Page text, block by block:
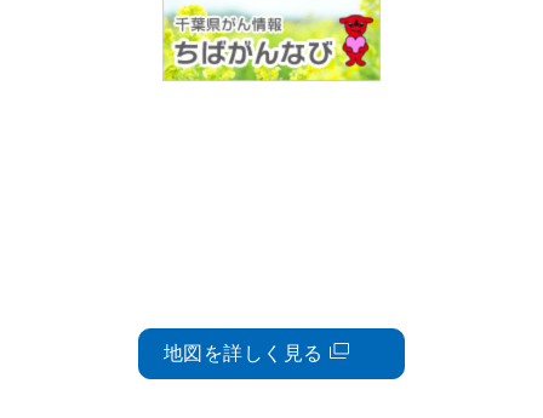
地図を詳しく見る